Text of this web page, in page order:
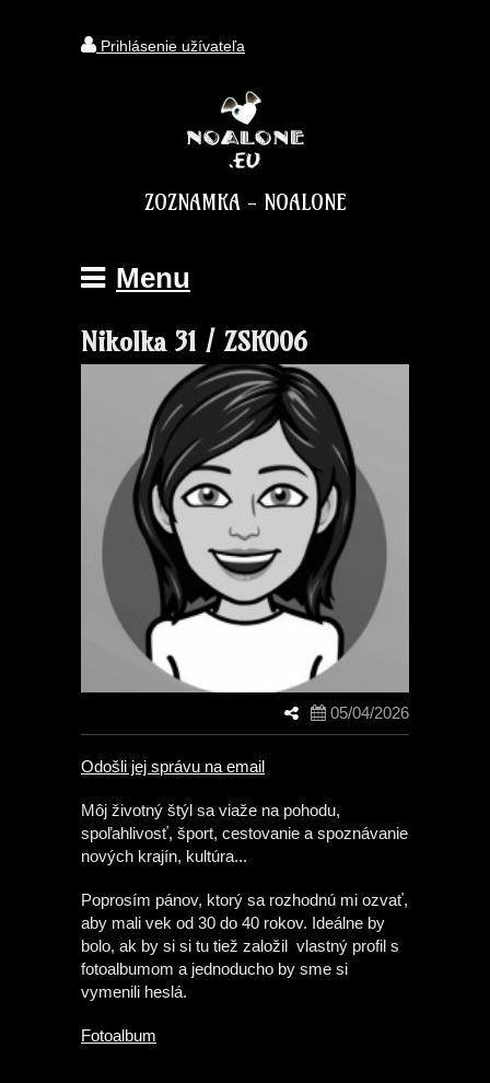
Prihlásenie užívateľa
ZOZNAMKA - NOALONE
Menu
Nikolka 31 / ZSK006
05/04/2026
Odošli jej správu na email
Môj životný štýl sa viaže na pohodu,
spoľahlivosť, šport, cestovanie a spoznávanie
nových krajín, kultúra...
Poprosím pánov, ktorý sa rozhodnú mi ozvať,
aby mali vek od 30 do 40 rokov. Ideálne by
bolo, ak by si si tu tiež založil vlastný profil s
fotoalbumom a jednoducho by sme si
vymenili heslá.
Fotoalbum